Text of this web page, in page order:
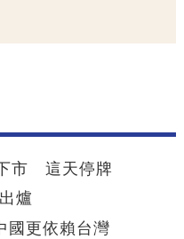
市 這天停牌
爐
國更依賴台灣